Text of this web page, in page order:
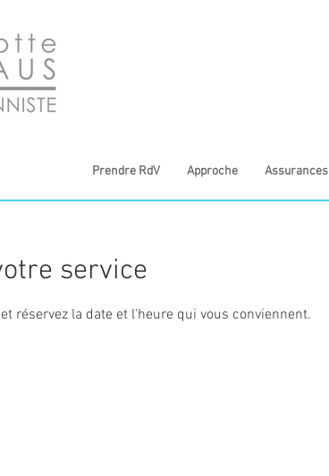
Prendre RdV Approche Assurances
service
réservez la date et l'heure qui vous conviennent.